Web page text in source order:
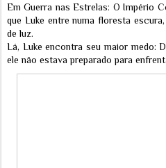
Em Guerra nas Estrelas: O Império
que Luke entre numa floresta
de luz.
Lá, Luke encontra seu maior medo:
ele não estava preparado para